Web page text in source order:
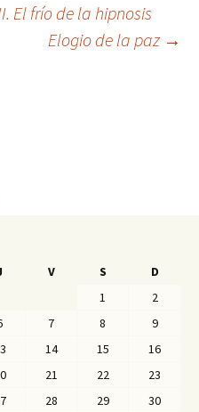
El frío de la hipnosis
Elogio de la paz →
V S
D
1
2
7 8
9
14 15
16
21 22
23
28 29
30